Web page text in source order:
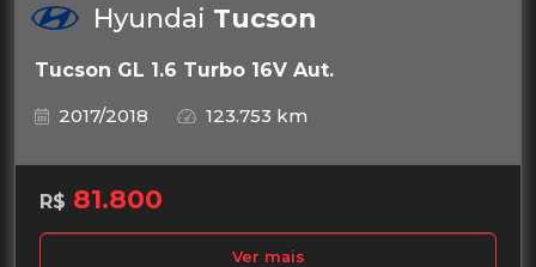
Hyundai Tucson
Tucson GL 1.6 Turbo 16V Aut.
2017/2018
123.753 km
R$ 81.800
Ver mais